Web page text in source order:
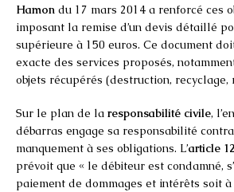
Hamon du 17 mars 2014 a renforcé ces
imposant la remise d’un devis détaillé
supérieure à 150 euros. Ce document
exacte des services proposés,
objets récupérés (destruction, recyclage,
Sur le plan de la responsabilité civile,
débarras engage sa responsabilité
manquement à ses obligations. L’article
prévoit que « le débiteur est condamné,
paiement de dommages et intérêts soit